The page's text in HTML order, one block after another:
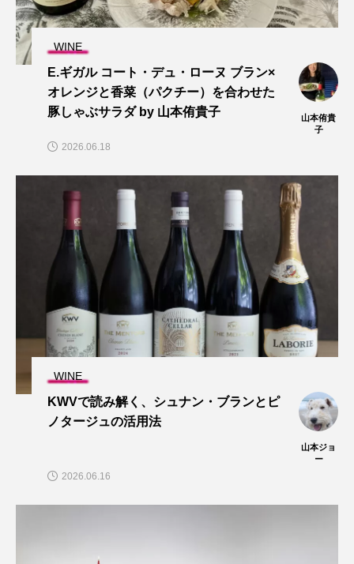
WINE
E.ギガル コート・デュ・ローヌ ブラン×
オレンジと香菜（パクチー）を合わせた
豚しゃぶサラダ by 山本侑貴子
山本侑貴
子
2026.06.18
WINE
KWVで読み解く、シュナン・ブランとピ
ノタージュの活用法
山本ジョ
ー
2026.06.16